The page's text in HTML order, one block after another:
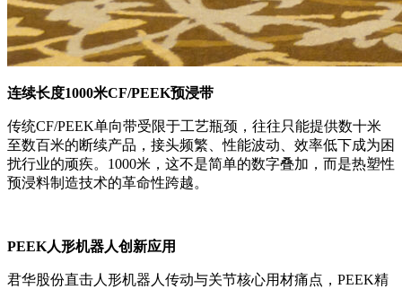
连续长度1000米CF/PEEK预浸带
传统CF/PEEK单向带受限于工艺瓶颈，往往只能提供数十米
至数百米的断续产品，接头频繁、性能波动、效率低下成为困
扰行业的顽疾。1000米，这不是简单的数字叠加，而是热塑性
预浸料制造技术的革命性跨越。
PEEK人形机器人创新应用
君华股份直击人形机器人传动与关节核心用材痛点，PEEK精